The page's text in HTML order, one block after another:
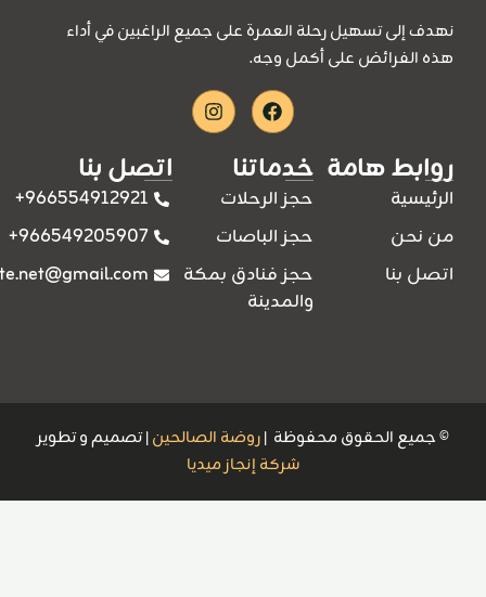
نهدف إلى تسهيل رحلة العمرة على جميع الراغبين في أداء
هذه الفرائض على أكمل وجه.
Facebook
Instagram
روابط هامة
الرئيسية
من نحن
اتصل بنا
خدماتنا
حجز الرحلات
حجز الباصات
حجز فنادق بمكة
والمدينة
اتصل بنا
966554912921+
966549205907+
© جميع الحقوق محفوظة |روضة الصالحين| تصميم و تطوير
شركة إنجاز ميديا